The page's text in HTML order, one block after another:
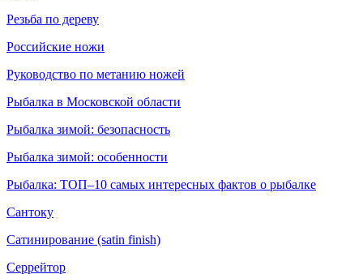
Резьба по дереву
Российские ножи
Руководство по метанию ножей
Рыбалка в Московской области
Рыбалка зимой: безопасность
Рыбалка зимой: особенности
Рыбалка: ТОП–10 самых интересных фактов о рыбалке
Сантоку
Сатинирование (satin finish)
Серрейтор